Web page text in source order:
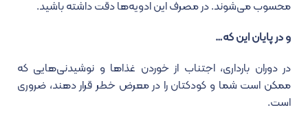
محسوب می‌شوند. در مصرف این ادویه‌ها دقت داشته باشید.
و در پایان این که…
در دوران بارداری، اجتناب از خوردن غذاها و نوشیدنی‌هایی که
ممکن است شما و کودکتان را در معرض خطر قرار دهند، ضروری
است.